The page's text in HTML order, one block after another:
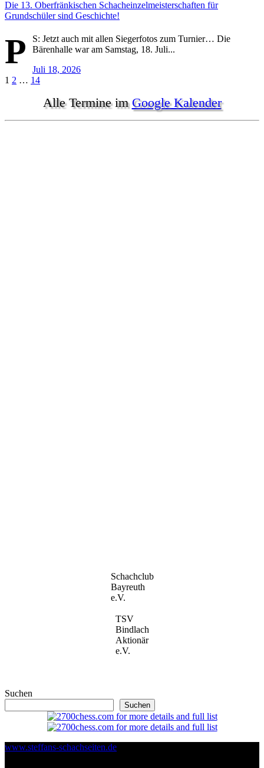
Die 13. Oberfränkischen Schacheinzelmeisterschaften für
Grundschüler sind Geschichte!
P
S: Jetzt auch mit allen Siegerfotos zum Turnier… Die
Bärenhalle war am Samstag, 18. Juli...
Juli 18, 2026
Seitennummerierung
Beiträge
1 2 … 14
Alle Termine im Google Kalender
Schachclub
Bayreuth
e.V.
TSV
Bindlach
Aktionär
e.V.
Suchen
Suchen
www.steffans-schachseiten.de